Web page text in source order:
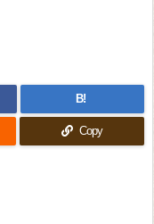
B!
Copy